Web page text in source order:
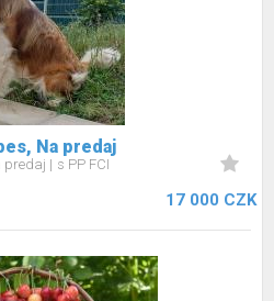
Na predaj
predaj s PP FCI
17 000 CZK